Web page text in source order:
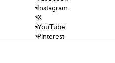
Instagram
X
YouTube
Pinterest